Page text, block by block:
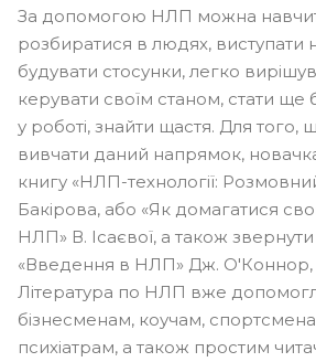
За допомогою НЛП можна
розбиратися в людях, виступати
будувати стосунки, легко
керувати своїм станом, стати
у роботі, знайти щастя. Для того,
вивчати даний напрямок,
книгу «НЛП-технології:
Бакірова, або «Як домагатися
НЛП» В. Ісаєвої, а також
«Введення в НЛП» Дж.
Література по НЛП вже
бізнесменам, коучам,
психіатрам, а також простим